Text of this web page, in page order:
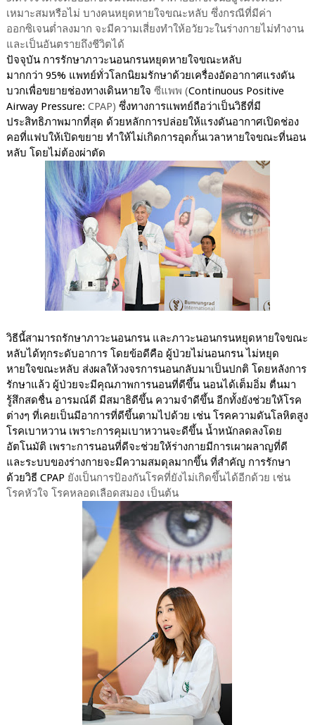
เหมาะสมหรือไม่ บางคนหยุดหายใจขณะหลับ ซึ่งกรณีที่มีค่า
ออกซิเจนต่ำลงมาก จะมีความเสี่ยงทำให้อวัยวะในร่างกายไม่ทำงาน
และเป็นอันตรายถึงชีวิตได้
ปัจจุบัน การรักษาภาวะนอนกรนหยุดหายใจขณะหลับ
มากกว่า 95% แพทย์ทั่วโลกนิยมรักษาด้วยเครื่องอัดอากาศแรงดัน
บวกเพื่อขยายช่องทางเดินหายใจ ซีแพพ (Continuous Positive
Airway Pressure: CPAP) ซึ่งทางการแพทย์ถือว่าเป็นวิธีที่มี
ประสิทธิภาพมากที่สุด ด้วยหลักการปล่อยให้แรงดันอากาศเปิดช่อง
คอที่แฟบให้เปิดขยาย ทำให้ไม่เกิดการอุดกั้นเวลาหายใจขณะที่นอน
หลับ โดยไม่ต้องผ่าตัด
วิธีนี้สามารถรักษาภาวะนอนกรน และภาวะนอนกรนหยุดหายใจขณะ
หลับได้ทุกระดับอาการ โดยข้อดีคือ ผู้ป่วยไม่นอนกรน ไม่หยุด
หายใจขณะหลับ ส่งผลให้วงจรการนอนกลับมาเป็นปกติ โดยหลังการ
รักษาแล้ว ผู้ป่วยจะมีคุณภาพการนอนที่ดีขึ้น นอนได้เต็มอิ่ม ตื่นมา
รู้สึกสดชื่น อารมณ์ดี มีสมาธิดีขึ้น ความจำดีขึ้น อีกทั้งยังช่วยให้โรค
ต่างๆ ที่เคยเป็นมีอาการที่ดีขึ้นตามไปด้วย เช่น โรคความดันโลหิตสูง
โรคเบาหวาน เพราะการคุมเบาหวานจะดีขึ้น น้ำหนักลดลงโดย
อัตโนมัติ เพราะการนอนที่ดีจะช่วยให้ร่างกายมีการเผาผลาญที่ดี
และระบบของร่างกายจะมีความสมดุลมากขึ้น ที่สำคัญ การรักษา
ด้วยวิธี CPAP ยังเป็นการป้องกันโรคที่ยังไม่เกิดขึ้นได้อีกด้วย เช่น
โรคหัวใจ โรคหลอดเลือดสมอง เป็นต้น